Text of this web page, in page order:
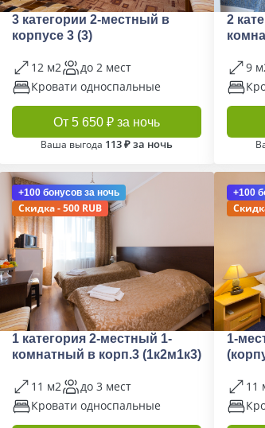
3 категории 2-местный в
корпусе 3 (3)
12 м2
до 2 мест
Кровати односпальные
От 5 650 ₽ за ночь
Ваша выгода 113 ₽ за ночь
2
9
+100 бонусов за ночь
Скидка - 500 RUB
1 категория 2-местный 1-
комнатный в корп.3 (1к2м1к3)
11 м2
до 3 мест
Кровати односпальные
+100
1-
11